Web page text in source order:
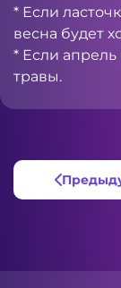
* Если
весна будет
* Если апрель
травы.